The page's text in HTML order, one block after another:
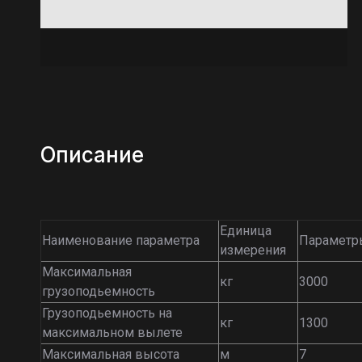
Описание
Наименование параметра
Единица
измерения
Максимальная
грузоподьемность
кг 3000
Грузоподьемность на
максимальном вылете
кг 1300
Максимальная высота м 7